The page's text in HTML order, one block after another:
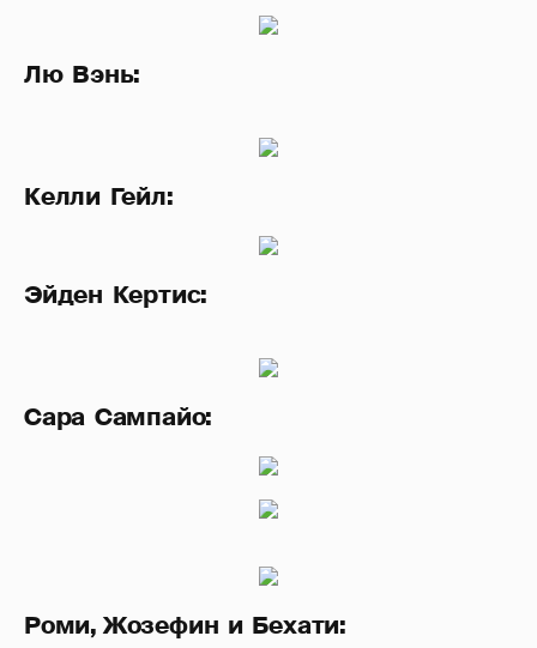
Лю Вэнь:
Келли Гейл:
Эйден Кертис:
Сара Сампайо:
Роми, Жозефин и Бехати: